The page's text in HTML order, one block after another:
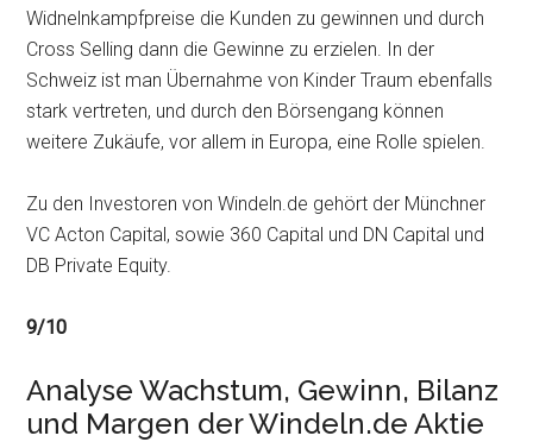
Widnelnkampfpreise die Kunden zu gewinnen und durch
Cross Selling dann die Gewinne zu erzielen. In der
Schweiz ist man Übernahme von Kinder Traum ebenfalls
stark vertreten, und durch den Börsengang können
weitere Zukäufe, vor allem in Europa, eine Rolle spielen.
Zu den Investoren von Windeln.de gehört der Münchner
VC Acton Capital, sowie 360 Capital und DN Capital und
DB Private Equity.
9/10
Analyse Wachstum, Gewinn, Bilanz
und Margen der Windeln.de Aktie